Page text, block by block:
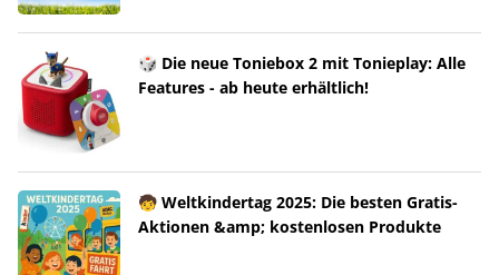
🎲 Die neue Toniebox 2 mit Tonieplay: Alle
Features - ab heute erhältlich!
🧒 Weltkindertag 2025: Die besten Gratis-
Aktionen &amp; kostenlosen Produkte